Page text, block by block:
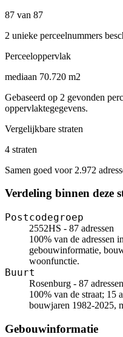
87 van 87
2 unieke perceelnummers
Perceeloppervlak
mediaan 70.720 m2
Gebaseerd op 2 gevonden
oppervlaktegegevens.
Vergelijkbare straten
4 straten
Samen goed voor 2.972
Verdeling binnen deze
Postcodegroep
2552HS - 87 adressen
100% van de adressen
gebouwinformatie,
woonfunctie.
Buurt
Rosenburg - 87 adressen
100% van de straat; 15
bouwjaren 1982-2025,
Gebouwinformatie